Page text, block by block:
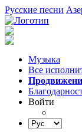
Русские песни
Музыка
Все
Войти